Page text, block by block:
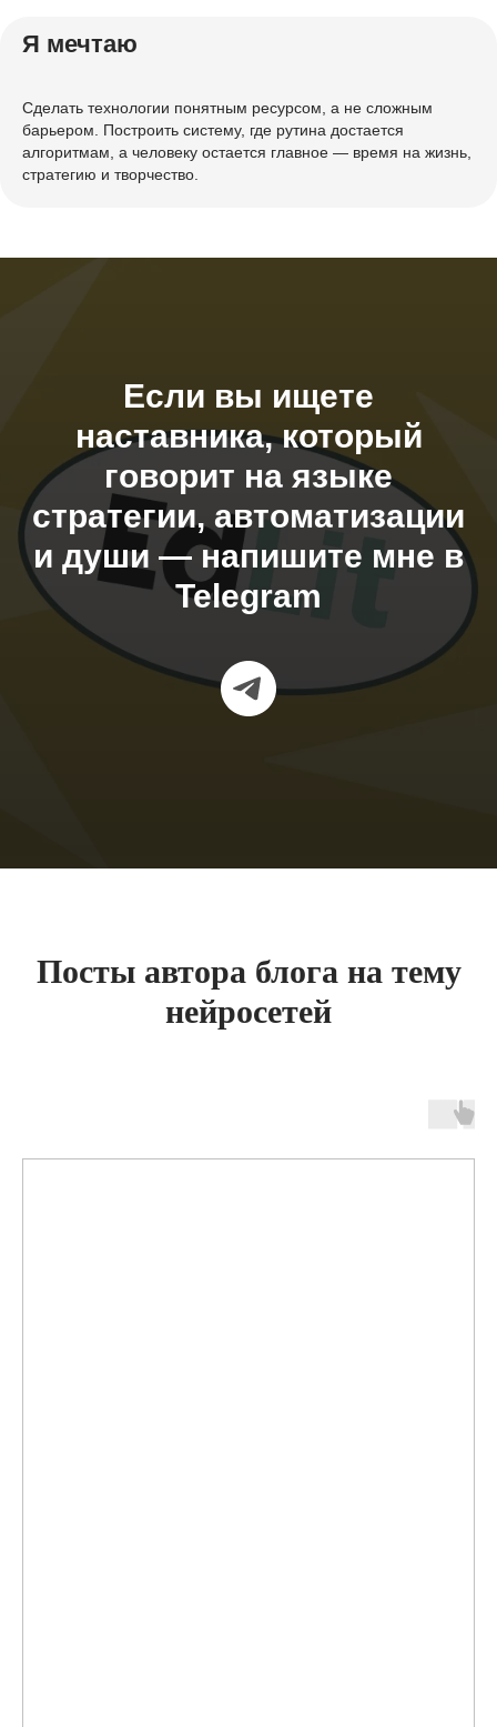
Я мечтаю
Сделать технологии понятным ресурсом, а не сложным
барьером. Построить систему, где рутина достается
алгоритмам, а человеку остается главное — время на жизнь,
стратегию и творчество.
Если вы ищете
наставника, который
говорит на языке
стратегии, автоматизации
и души — напишите мне в
Telegram
Посты автора блога на тему
нейросетей